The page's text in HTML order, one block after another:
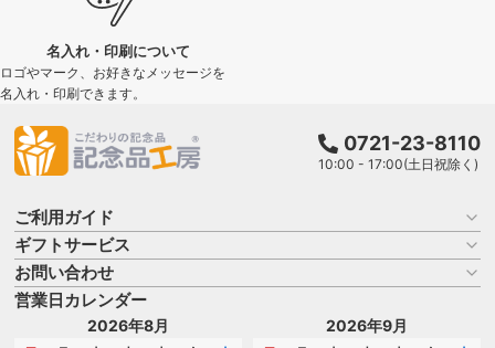
名入れ・印刷について
ロゴやマーク、お好きなメッセージを
名入れ・印刷できます。
0721-23-8110
10:00 - 17:00(土日祝除く)
ご利用ガイド
お買い物ガイド
よくある質問
はじめての記念品選び
記念品工房の使い方
ギフトサービス
名入れについて
のし
お問い合わせ
商品選びを相談する
名入れについて相談する
営業日カレンダー
2026年8月 2026年9月